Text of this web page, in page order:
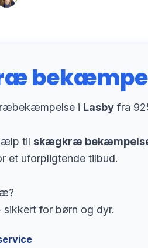
i Lasby fra
til skægkræ
et uforpligtende tilbud.
sikkert for børn og dyr.